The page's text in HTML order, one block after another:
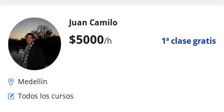
$5000/h 1ª clase gratis
Juan Camilo
Medellín
Todos los cursos